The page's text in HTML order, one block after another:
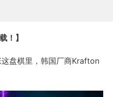
！】
盘棋里，韩国厂商Krafton